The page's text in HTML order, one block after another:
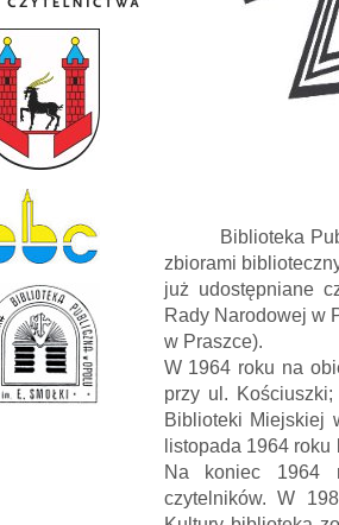
Biblioteka
zbiorami
już udostępniane
Rady Narodowej w
w Praszce).
W 1964 roku na
przy ul.
Biblioteki Miejskiej
listopada 1964
Na koniec 1964
czytelników. W